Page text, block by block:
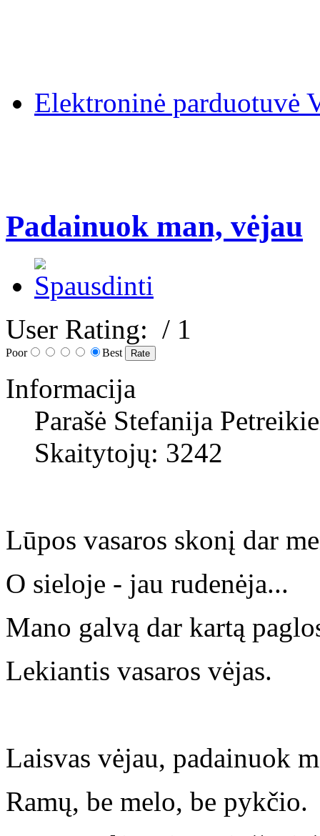
Elektroninė parduotuvė
Padainuok man, vėjau
User Rating: / 1
Poor Best
Informacija
Parašė Stefanija
Skaitytojų: 3242
Lūpos vasaros skonį dar
O sieloje - jau rudenėja...
Mano galvą dar kartą
Lekiantis vasaros vėjas.
Laisvas vėjau, padainuok
Ramų, be melo, be pykčio.